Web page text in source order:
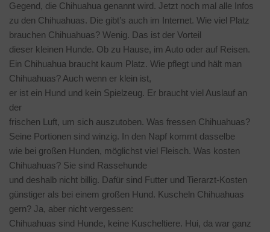
Gegend, die Chihuahua genannt wird. Jetzt noch mal alle Infos
zu den Chihuahuas. Die gibt’s auch im Internet. Wie viel Platz
brauchen Chihuahuas? Wenig. Das ist der Vorteil
dieser kleinen Hunde. Ob zu Hause, im Auto oder auf Reisen.
Ein Chihuahua braucht kaum Platz. Wie pflegt und hält man
Chihuahuas? Auch wenn er klein ist,
er ist ein Hund und kein Spielzeug. Er braucht viel Auslauf an
der
frischen Luft, um sich auszutoben. Was fressen Chihuahuas?
Seine Portionen sind winzig. In den Napf kommt dasselbe
wie bei großen Hunden, möglichst viel Fleisch. Was kosten
Chihuahuas? Sie sind Rassehunde
und deshalb nicht billig. Dafür sind Futter und Tierarzt-Kosten
günstiger als bei einem großen Hund. Kuscheln Chihuahuas
gern? Ja, aber nicht vergessen:
Chihuahuas sind Hunde, keine Kuscheltiere. Hui, da war ganz